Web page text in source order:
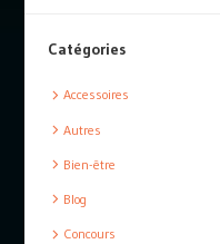
Catégories
Accessoires
Autres
Bien-être
Blog
Concours